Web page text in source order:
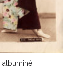
albuminé